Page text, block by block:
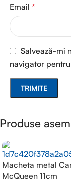
Email *
Salvează-mi
navigator
Produse
Macheta metal
McQueen 11cm